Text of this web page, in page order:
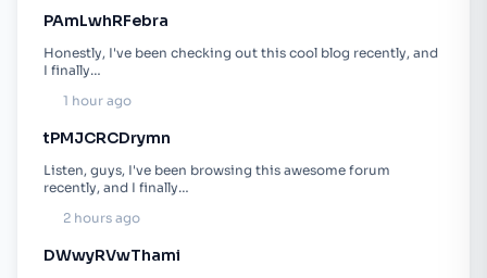
PAmLwhRFebra
Honestly, I've been checking out this cool blog recently, and
I finally…
1 hour ago
tPMJCRCDrymn
Listen, guys, I've been browsing this awesome forum
recently, and I finally…
2 hours ago
DWwyRVwThami